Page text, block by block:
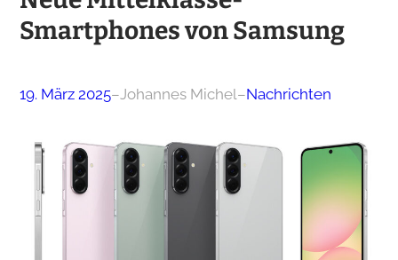
Smartphones von Samsung
19. März 2025–Johannes Michel–Nachrichten